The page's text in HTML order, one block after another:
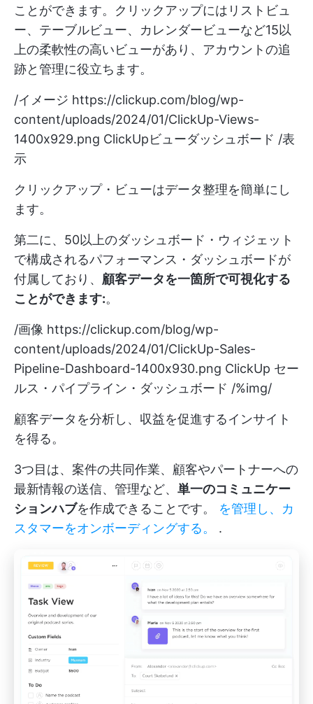
ことができます。クリックアップにはリストビュ
ー、テーブルビュー、カレンダービューなど15以
上の柔軟性の高いビューがあり、アカウントの追
跡と管理に役立ちます。
/イメージ https://clickup.com/blog/wp-
content/uploads/2024/01/ClickUp-Views-
1400x929.png ClickUpビューダッシュボード /表
示
クリックアップ・ビューはデータ整理を簡単にし
ます。
第二に、50以上のダッシュボード・ウィジェット
で構成されるパフォーマンス・ダッシュボードが
付属しており、 顧客データを一箇所で可視化する
ことができます:。
/画像 https://clickup.com/blog/wp-
content/uploads/2024/01/ClickUp-Sales-
Pipeline-Dashboard-1400x930.png ClickUp セー
ルス・パイプライン・ダッシュボード /%img/
顧客データを分析し、収益を促進するインサイト
を得る。
3つ目は、案件の共同作業、顧客やパートナーへの
最新情報の送信、管理など、 単一のコミュニケー
ションハブを作成できることです。 を管理し、カ
スタマーをオンボーディングする。
.